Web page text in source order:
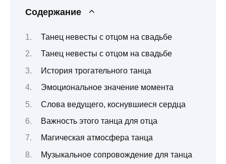
Содержание
Танец невесты с отцом на свадьбе
Танец невесты с отцом на свадьбе
История трогательного танца
Эмоциональное значение момента
Слова ведущего, коснувшиеся сердца
Важность этого танца для отца
Магическая атмосфера танца
Музыкальное сопровождение для танца